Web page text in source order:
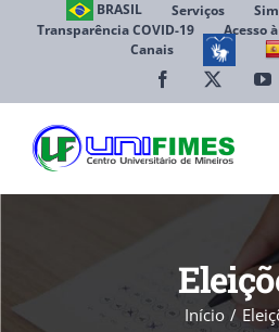
BRASIL Serviços
Transparência COVID-19
Acesso
Canais
Facebook
Início